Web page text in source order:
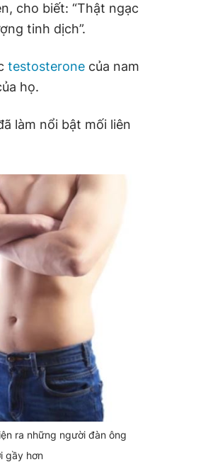
cho biết: “Thật ngạc
tinh dịch”.
testosterone của nam
họ.
làm nổi bật mối liên
ra những người đàn ông
gầy hơn